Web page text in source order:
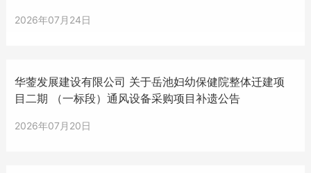
2026年07月24日
华蓥发展建设有限公司 关于岳池妇幼保健院整体迁建项
目二期 （一标段）通风设备采购项目补遗公告
2026年07月20日